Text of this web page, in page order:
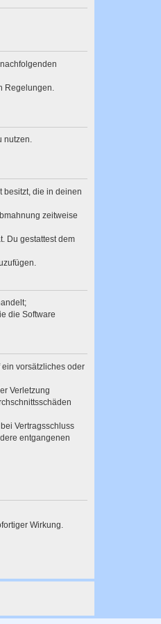
Regelungen.
nutzen.
besitzt, die in deinen
zeitweise
Du gestattest dem
die Software
vorsätzliches oder
Verletzung
Vertragsschluss
entgangenen
Wirkung.